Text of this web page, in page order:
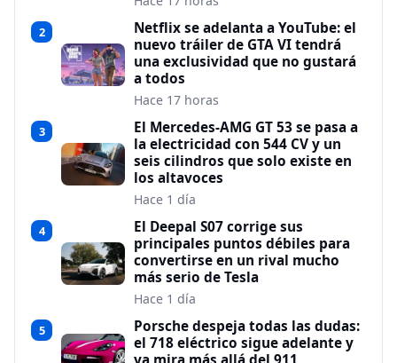
2
Netflix se adelanta a YouTube: el
nuevo tráiler de GTA VI tendrá
una exclusividad que no gustará
a todos
Hace 17 horas
3
El Mercedes-AMG GT 53 se pasa a
la electricidad con 544 CV y un
seis cilindros que solo existe en
los altavoces
Hace 1 día
4
El Deepal S07 corrige sus
principales puntos débiles para
convertirse en un rival mucho
más serio de Tesla
Hace 1 día
5
Porsche despeja todas las dudas:
el 718 eléctrico sigue adelante y